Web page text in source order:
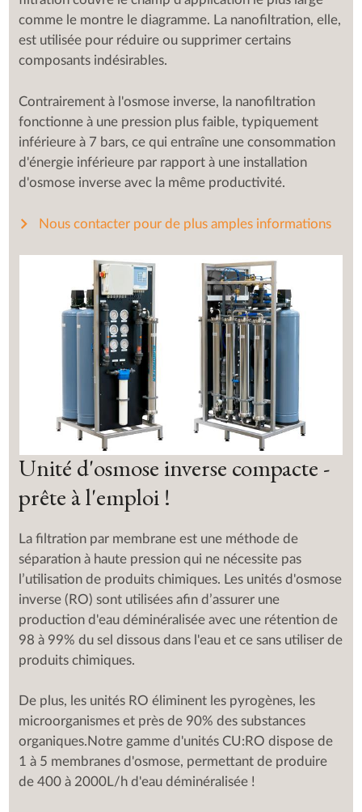
comme le montre le diagramme. La nanofiltration, elle,
est utilisée pour réduire ou supprimer certains
composants indésirables.
Contrairement à l'osmose inverse, la nanofiltration
fonctionne à une pression plus faible, typiquement
inférieure à 7 bars, ce qui entraîne une consommation
d'énergie inférieure par rapport à une installation
d'osmose inverse avec la même productivité.
Nous contacter pour de plus amples informations
Unité d'osmose inverse compacte -
prête à l'emploi !
La filtration par membrane est une méthode de
séparation à haute pression qui ne nécessite pas
l’utilisation de produits chimiques. Les unités d'osmose
inverse (RO) sont utilisées afin d’assurer une
production d'eau déminéralisée avec une rétention de
98 à 99% du sel dissous dans l'eau et ce sans utiliser de
produits chimiques.
De plus, les unités RO éliminent les pyrogènes, les
microorganismes et près de 90% des substances
organiques.Notre gamme d'unités CU:RO dispose de
1 à 5 membranes d'osmose, permettant de produire
de 400 à 2000L/h d'eau déminéralisée !